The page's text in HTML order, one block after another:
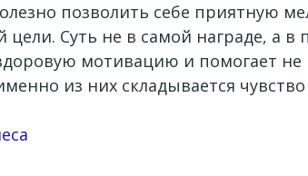
позволить себе приятную
цели. Суть не в самой награде, а
мотивацию и помогает
из них складывается